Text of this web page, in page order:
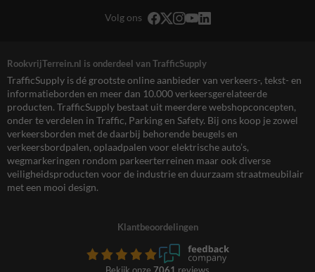
Volg ons
RookvrijTerrein.nl is onderdeel van TrafficSupply
TrafficSupply is dé grootste online aanbieder van verkeers-, tekst- en
informatieborden en meer dan 10.000 verkeersgerelateerde
producten. TrafficSupply bestaat uit meerdere webshopconcepten,
onder te verdelen in Traffic, Parking en Safety. Bij ons koop je zowel
verkeersborden met de daarbij behorende beugels en
verkeersbordpalen, oplaadpalen voor elektrische auto’s,
wegmarkeringen rondom parkeerterreinen maar ook diverse
veiligheidsproducten voor de industrie en duurzaam straatmeubilair
met een mooi design.
Klantbeoordelingen